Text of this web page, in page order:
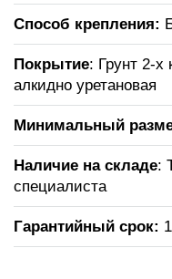
Способ крепления:
Покрытие: Грунт 2-
алкидно уретановая
Минимальный
Наличие на складе:
специалиста
Гарантийный срок: